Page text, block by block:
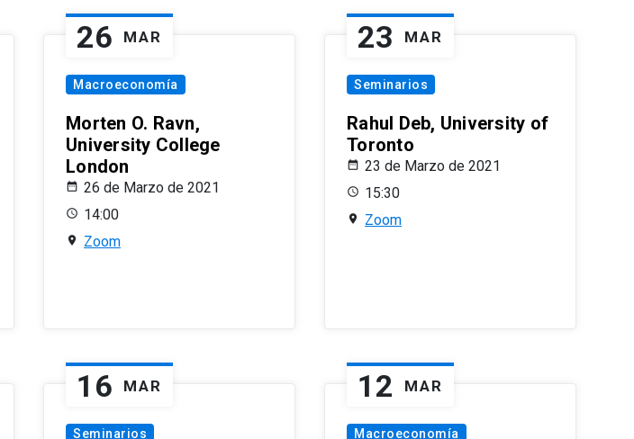
26 MAR
Macroeconomía
Morten O. Ravn,
University College
London
26 de Marzo de 2021
14:00
Zoom
23 MAR
Seminarios
Rahul Deb, University of
Toronto
23 de Marzo de 2021
15:30
Zoom
16 MAR
Seminarios
12 MAR
Macroeconomía